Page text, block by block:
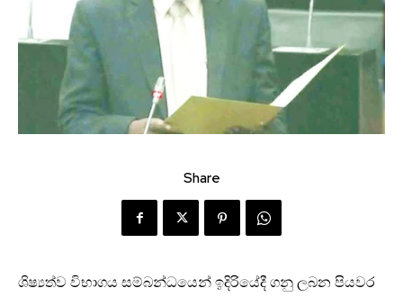
Share
ශිෂ්‍යත්ව විභාගය සම්බන්ධයෙන් ඉදිරියේදී ගනු ලබන පියවර